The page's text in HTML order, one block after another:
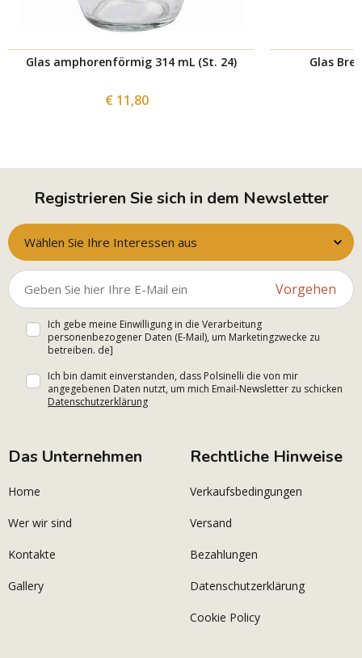
Glas amphorenförmig 314 mL (St. 24)
€ 11,80
Glas
Registrieren Sie sich in dem Newsletter
Wählen Sie Ihre Interessen aus
Vorgehen
Ich gebe meine Einwilligung in die Verarbeitung
personenbezogener Daten (E-Mail), um Marketingzwecke zu
betreiben. de]
Ich bin damit einverstanden, dass Polsinelli die von mir
angegebenen Daten nutzt, um mich Email-Newsletter zu schicken
Datenschutzerklärung
Das Unternehmen
Home
Wer wir sind
Kontakte
Gallery
Rechtliche Hinweise
Verkaufsbedingungen
Versand
Bezahlungen
Datenschutzerklärung
Cookie Policy